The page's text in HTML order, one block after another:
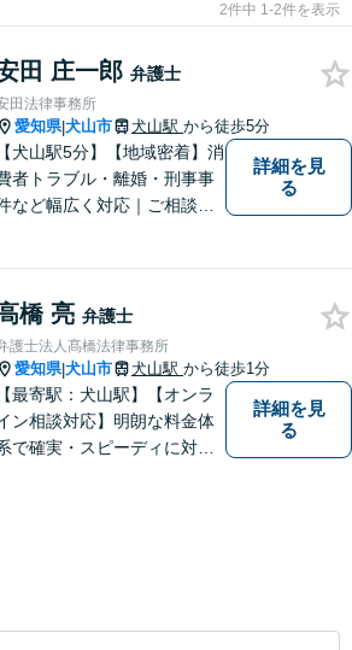
2件中 1-2件を表示
田 庄一郎 弁護士
田法律事務所
愛知県|犬山市 犬山駅 から徒歩5分
【犬山駅5分】【地域密着】消
者トラブル・離婚・刑事事
など幅広く対応｜ご相談者
日・時間外対応可】
詳細を見
る
橋 亮 弁護士
護士法人髙橋法律事務所
愛知県|犬山市 犬山駅 から徒歩1分
【最寄駅：犬山駅】【オンラ
ン相談対応】明朗な料金体
で確実・スピーディに対応
。
詳細を見
る